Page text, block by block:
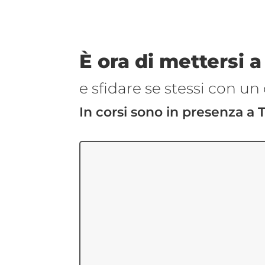
È ora di mettersi
e sfidare se stessi con
In corsi sono in presenza a